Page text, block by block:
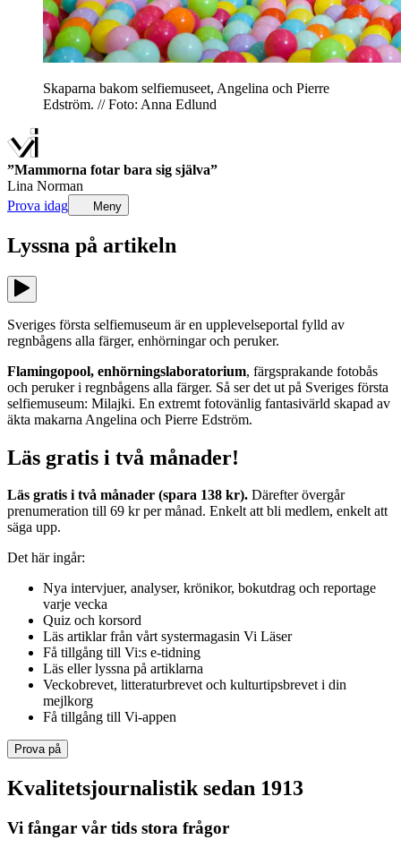
Skaparna bakom selfiemuseet, Angelina och Pierre
Edström. // Foto: Anna Edlund
”Mammorna fotar bara sig själva”
Lina Norman
Prova idag
Meny
Lyssna på artikeln
Sveriges första selfiemuseum är en upplevelseportal fylld av
regnbågens alla färger, enhörningar och peruker.
Flamingopool, enhörningslaboratorium, färgsprakande fotobås
och peruker i regnbågens alla färger. Så ser det ut på Sveriges första
selfiemuseum: Milajki. En extremt fotovänlig fantasivärld skapad av
äkta makarna Angelina och Pierre Edström.
Läs gratis i två månader!
Läs gratis i två månader (spara 138 kr). Därefter övergår
prenumeration till 69 kr per månad. Enkelt att bli medlem, enkelt att
säga upp.
Det här ingår:
Nya intervjuer, analyser, krönikor, bokutdrag och reportage
varje vecka
Quiz och korsord
Läs artiklar från vårt systermagasin Vi Läser
Få tillgång till Vi:s e-tidning
Läs eller lyssna på artiklarna
Veckobrevet, litteraturbrevet och kulturtipsbrevet i din
mejlkorg
Få tillgång till Vi-appen
Prova på
Kvalitetsjournalistik sedan 1913
Vi fångar vår tids stora frågor